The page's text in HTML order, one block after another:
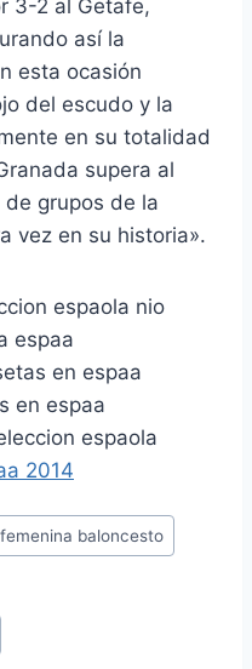
3-2 al Getafe,
así la
esta ocasión
del escudo y la
en su totalidad
supera al
grupos de la
vez en su historia».
baloncesto